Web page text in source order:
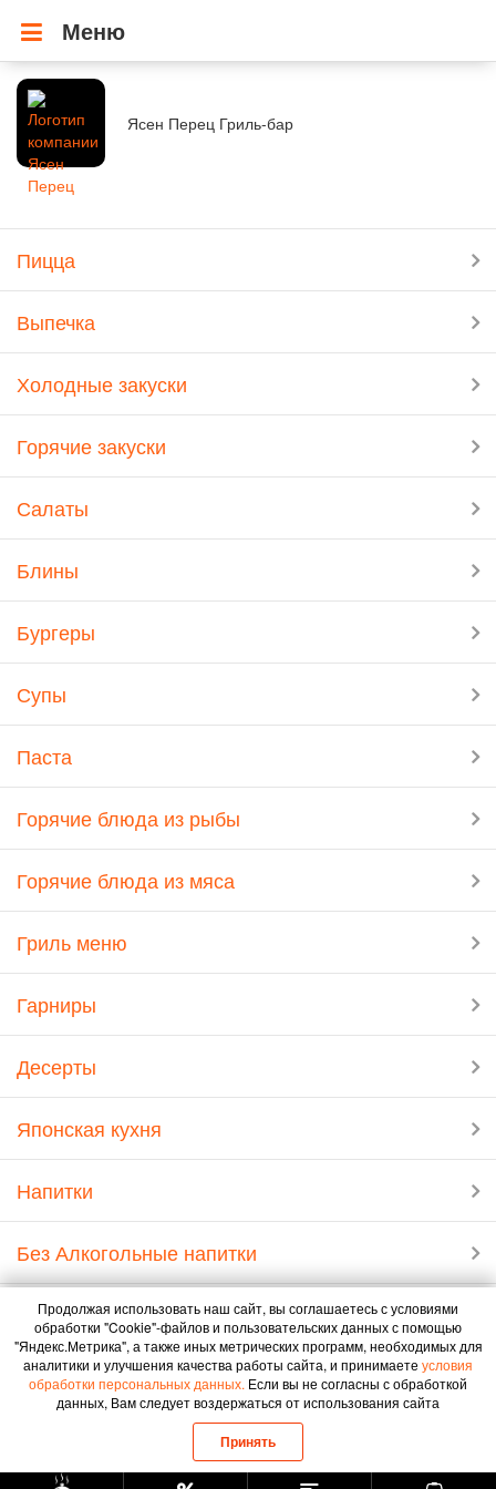
Меню
Ясен Перец Гриль-бар
Пицца
Выпечка
Холодные закуски
Горячие закуски
Салаты
Блины
Бургеры
Супы
Паста
Горячие блюда из рыбы
Горячие блюда из мяса
Гриль меню
Гарниры
Десерты
Японская кухня
Напитки
Без Алкогольные напитки
Продолжая использовать наш сайт, вы соглашаетесь с условиями
обработки "Cookie"-файлов и пользовательских данных с помощью
"Яндекс.Метрика", а также иных метрических программ, необходимых для
аналитики и улучшения качества работы сайта, и принимаете условия
обработки персональных данных. Если вы не согласны с обработкой
данных, Вам следует воздержаться от использования сайта
Принять
Положение о порядке обработки и обеспечения безопасности
персональных данных ООО Инсайт
Политика конфиденциальности Продавца
Разработчик ООО «Инсайт»4mobile| 2016 -